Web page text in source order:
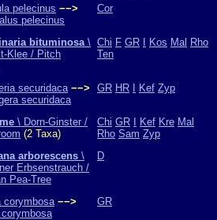
pelecinus −−>
pelecinus
Cor
bituminosa\
Klee / Pitch
Chi F GR Kos Mal Rho
Ten
securidaca −−>
securidaca
GR HR Kef Zyp
\ Dorn-Ginster /
(2 Taxa)
Chi GR Kef Kre Mal
Rho Sam Zyp
arborescens \
Erbsenstrauch /
Pea-Tree
D
corymbosa −−>
GR